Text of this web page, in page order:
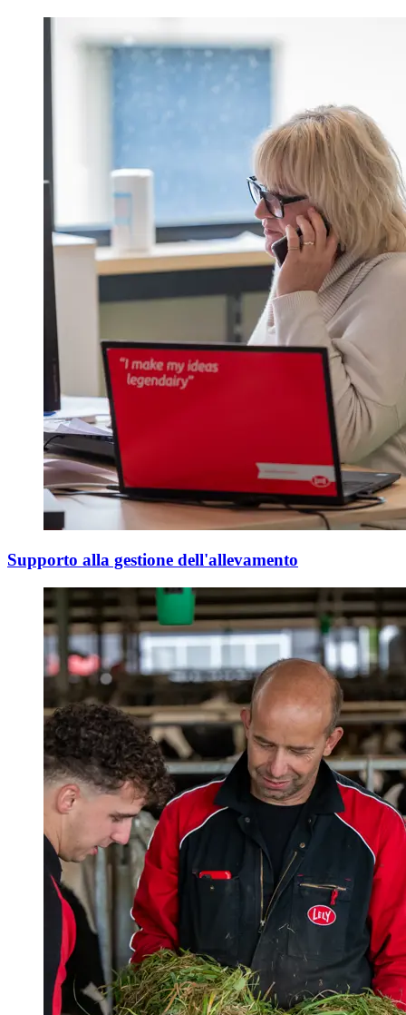
Supporto alla gestione dell'allevamento